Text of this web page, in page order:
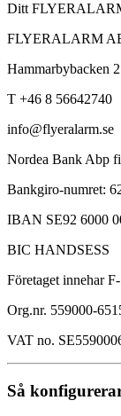
Ditt
FLYERALARM
Hammarbybacken
T +46 8 56642740
info@flyeralarm.se
Nordea Bank Abp
Bankgiro-numret:
IBAN SE92 6000
BIC HANDSESS
Företaget innehar
Org.nr. 559000-
VAT no.
Så